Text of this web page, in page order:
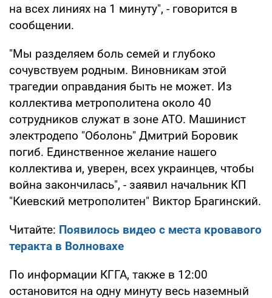
на всех линиях на 1 минуту", - говорится в
сообщении.
"Мы разделяем боль семей и глубоко
сочувствуем родным. Виновникам этой
трагедии оправдания быть не может. Из
коллектива метрополитена около 40
сотрудников служат в зоне АТО. Машинист
электродепо "Оболонь" Дмитрий Боровик
погиб. Единственное желание нашего
коллектива и, уверен, всех украинцев, чтобы
война закончилась", - заявил начальник КП
"Киевский метрополитен" Виктор Брагинский.
Читайте: Появилось видео с места кровавого
теракта в Волновахе
По информации КГГА, также в 12:00
остановится на одну минуту весь наземный